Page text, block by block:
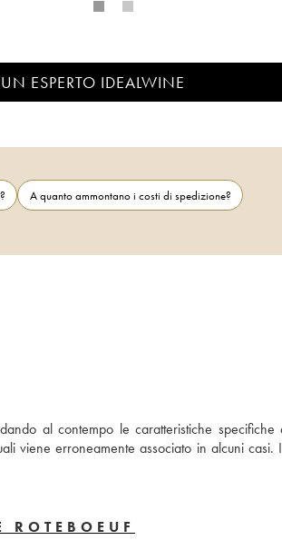
ESPERTO IDEALWINE
A quanto ammontano i costi di spedizione?
al contempo le caratteristiche
viene erroneamente associato in alcuni casi.